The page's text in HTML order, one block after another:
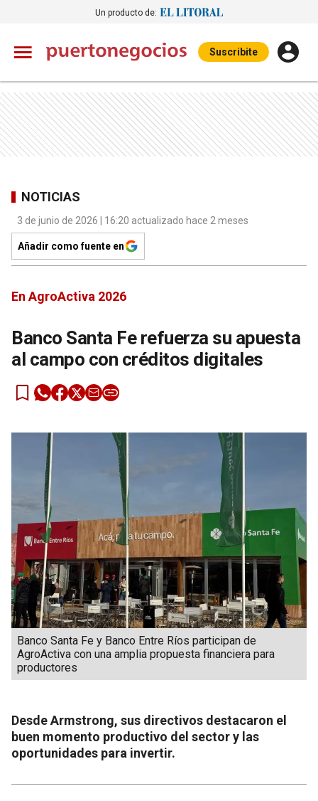
Un producto de:
Suscribite
NOTICIAS
3 de junio de 2026 | 16:20 actualizado hace 2 meses
Añadir como fuente en
En AgroActiva 2026
Banco Santa Fe refuerza su apuesta
al campo con créditos digitales
Banco Santa Fe y Banco Entre Ríos participan de
AgroActiva con una amplia propuesta financiera para
productores
Desde Armstrong, sus directivos destacaron el
buen momento productivo del sector y las
oportunidades para invertir.